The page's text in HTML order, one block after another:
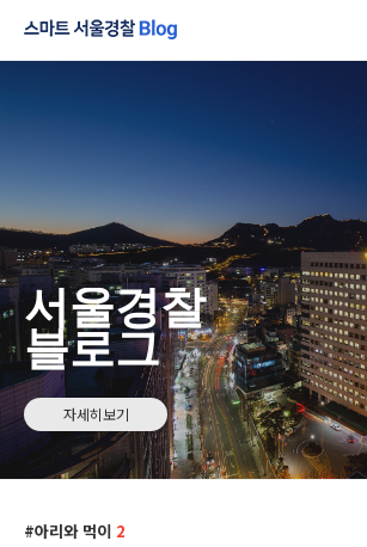
서울경찰
블로그
자세히보기
아리와 먹이 2